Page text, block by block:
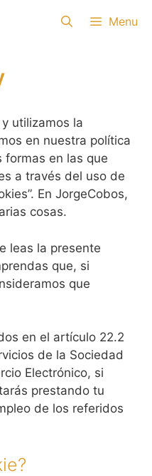
Menu
utilizamos la
en nuestra política
formas en las que
a través del uso de
En JorgeCobos,
cosas.
leas la presente
que, si
que
en el artículo 22.2
de la Sociedad
Electrónico, si
prestando tu
de los referidos